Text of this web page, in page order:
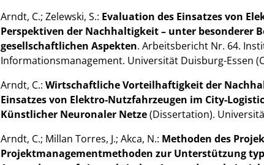
Arndt, C.; Zelewski, S.: Evaluation des Einsatzes von
Perspektiven der Nachhaltigkeit – unter besonderer
gesellschaftlichen Aspekten. Arbeitsbericht Nr. 64.
Informationsmanagement. Universität Duisburg-Essen
Arndt, C.: Wirtschaftliche Vorteilhaftigkeit der
Einsatzes von Elektro-Nutzfahrzeugen im City-
Künstlicher Neuronaler Netze(Dissertation).
Arndt, C.; Millan Torres, J.; Akca, N.: Methoden des
Projektmanagementmethoden zur Unterstützung